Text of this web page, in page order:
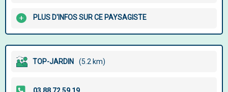
PLUS D'INFOS SUR CE PAYSAGISTE
TOP-JARDIN (5.2 km)